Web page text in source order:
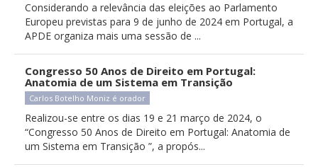
Considerando a relevância das eleições ao Parlamento
Europeu previstas para 9 de junho de 2024 em Portugal, a
APDE organiza mais uma sessão de ...
Congresso 50 Anos de Direito em Portugal:
Anatomia de um Sistema em Transição
Carlos Botelho Moniz é orador
Realizou-se entre os dias 19 e 21 março de 2024, o
“Congresso 50 Anos de Direito em Portugal: Anatomia de
um Sistema em Transição ”, a propós...